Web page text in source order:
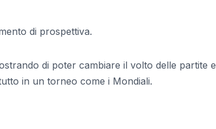
di prospettiva.
di poter cambiare il volto delle partite e
in un torneo come i Mondiali.